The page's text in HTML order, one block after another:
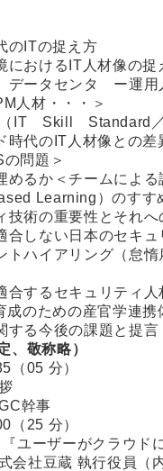
のITの捉え方
におけるIT人材像の捉
データセンタ ー運用
人材・・・＞
（IT Skill Standard／
時代のIT人材像との差
問題＞
めるか＜チームによる
Learning）のすす
技術の重要性とそれへ
合しない日本のセキュ
トハイアリング（怠
合するセキュリティ人
成のための産官学連携
する今後の課題と提言
、敬称略）
（05 分）
幹事
（25 分）
ユーザーがクラウド
会社豆蔵 執行役員（